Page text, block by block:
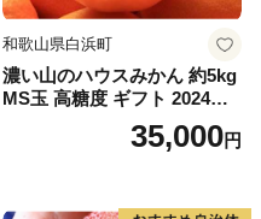
和歌山県白浜町
濃い山のハウスみかん 約5kg
MS玉 高糖度 ギフト 2024年7
35,000円